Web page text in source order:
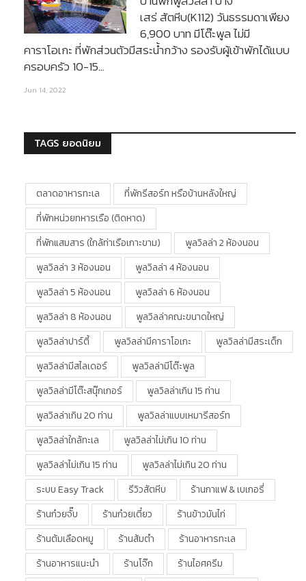
เสร่ สัตหีบ(K112) วันธรรมดาเพียง
6,900 บาท มีโต๊ะพูล ไม่มี
คาราโอเกะ ที่พักส่วนตัวมีสระน้ำกว้าง รองรับผู้เข้าพักได้แบบ
ครอบครัว 10-15…
Jun 14, 2022
TAGS ยอดนิยม
ตลาดอาหารทะเล
ที่พักรีสอร์ท หรือบ้านหลังใหญ่
ที่พักหน่วยทหารเรือ (ติดหาด)
ที่พักแสมสาร (ใกล้ท่าเรือเกาะขาม)
พูลวิลล่า 2 ห้องนอน
พูลวิลล่า 3 ห้องนอน
พูลวิลล่า 4 ห้องนอน
พูลวิลล่า 5 ห้องนอน
พูลวิลล่า 6 ห้องนอน
พูลวิลล่า 8 ห้องนอน
พูลวิลล่าคณะขนาดใหญ่
พูลวิลล่าปาร์ตี้
พูลวิลล่ามีคาราโอเกะ
พูลวิลล่ามีสระเด็ก
พูลวิลล่ามีสไลเดอร์
พูลวิลล่ามีโต๊ะพูล
พูลวิลล่ามีโต๊ะสนุ๊กเกอร์
พูลวิลล่าเกิน 15 ท่าน
พูลวิลล่าเกิน 20 ท่าน
พูลวิลล่าแบบเหมารีสอร์ท
พูลวิลล่าใกล้ทะเล
พูลวิลล่าไม่เกิน 10 ท่าน
พูลวิลล่าไม่เกิน 15 ท่าน
พูลวิลล่าไม่เกิน 20 ท่าน
ระบบ Easy Track
รีวิวสัตหีบ
ร้านกาแฟ & เบเกอรี่
ร้านก๋วยจั๊บ
ร้านก๋วยเตี๋ยว
ร้านข้าวมันไก่
ร้านต้มเลือดหมู
ร้านส้มตำ
ร้านอาหารทะเล
ร้านอาหารแนะนำ
ร้านโจ๊ก
ร้านไอศครีม